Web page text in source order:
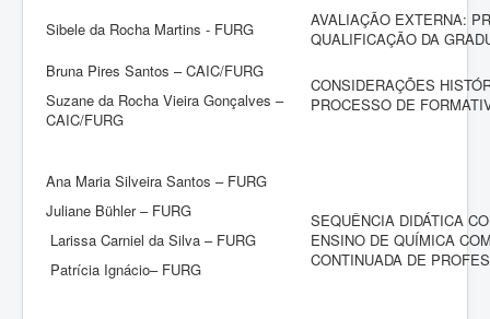
Sibele da Rocha Martins - FURG
AVALIAÇÃO EXTERNA:
QUALIFICAÇÃO DA
Bruna Pires Santos – CAIC/FURG
Suzane da Rocha Vieira Gonçalves –
CAIC/FURG
CONSIDERAÇÕES
PROCESSO DE
Ana Maria Silveira Santos – FURG
Juliane Bühler – FURG
Larissa Carniel da Silva – FURG
Patrícia Ignácio– FURG
SEQUÊNCIA DIDÁTICA
ENSINO DE QUÍMICA
CONTINUADA DE